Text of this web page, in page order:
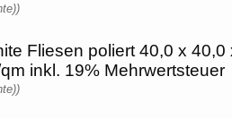
Fliesen poliert 40,0 x 40,0
inkl. 19% Mehrwertsteuer